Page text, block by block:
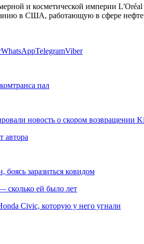
и косметической империи
в США, работающую в сфере
WhatsAppTelegramViber
пал
новость о скором возвращении
автора
боясь заразиться ковидом
сколько ей было лет
Civic, которую у него угнали